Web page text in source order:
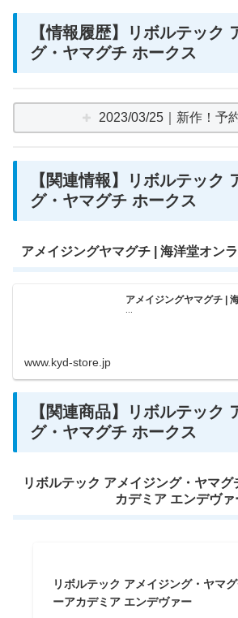
【情報履歴】リボルテック
グ・ヤマグチ ホークス
2023/03/25｜新作！予
【関連情報】リボルテック
グ・ヤマグチ ホークス
アメイジングヤマグチ | 海洋堂オン
アメイジングヤマグチ |
...
www.kyd-store.jp
【関連商品】リボルテック
グ・ヤマグチ ホークス
リボルテック アメイジング・ヤマ
カデミア エンデヴァ
リボルテック アメイジング・ヤマ
ーアカデミア エンデヴァー